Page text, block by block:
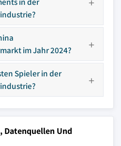
im Jahr 2024?
Spieler in der
Datenquellen Und